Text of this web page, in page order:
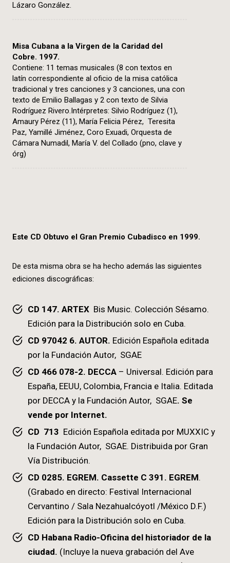
Lázaro González.
Misa Cubana a la Virgen de la Caridad del
Cobre. 1997.
Contiene: 11 temas musicales (8 con textos en
latín correspondiente al oficio de la misa católica
tradicional y tres canciones y 3 canciones, una con
texto de Emilio Ballagas y 2 con texto de Silvia
Rodríguez Rivero.Intérpretes: Silvio Rodríguez (1),
Amaury Pérez (11), María Felicia Pérez, Teresita
Paz, Yamillé Jiménez, Coro Exuadi, Orquesta de
Cámara Numadil, María V. del Collado (pno, clave y
órg)
Este CD Obtuvo el Gran Premio Cubadisco en 1999.
De esta misma obra se ha hecho además las siguientes
ediciones discográficas:
CD 147. ARTEX Bis Music. Colección Sésamo.
Edición para la Distribución solo en Cuba.
CD 97042 6. AUTOR. Edición Española editada
por la Fundación Autor, SGAE
CD 466 078-2. DECCA – Universal. Edición para
España, EEUU, Colombia, Francia e Italia. Editada
por DECCA y la Fundación Autor, SGAE. Se
vende por Internet.
CD 713 Edición Española editada por MUXXIC y
la Fundación Autor, SGAE. Distribuida por Gran
Vía Distribución.
CD 0285. EGREM. Cassette C 391. EGREM.
(Grabado en directo: Festival Internacional
Cervantino / Sala Nezahualcóyotl /México D.F.)
Edición para la Distribución solo en Cuba.
CD Habana Radio-Oficina del historiador de la
ciudad. (Incluye la nueva grabación del Ave